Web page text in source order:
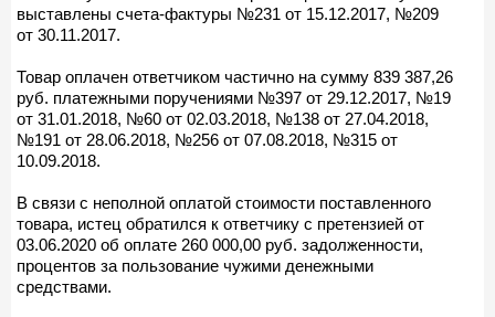
выставлены счета-фактуры №231 от 15.12.2017, №209
от 30.11.2017.
Товар оплачен ответчиком частично на сумму 839 387,26
руб. платежными поручениями №397 от 29.12.2017, №19
от 31.01.2018, №60 от 02.03.2018, №138 от 27.04.2018,
№191 от 28.06.2018, №256 от 07.08.2018, №315 от
10.09.2018.
В связи с неполной оплатой стоимости поставленного
товара, истец обратился к ответчику с претензией от
03.06.2020 об оплате 260 000,00 руб. задолженности,
процентов за пользование чужими денежными
средствами.